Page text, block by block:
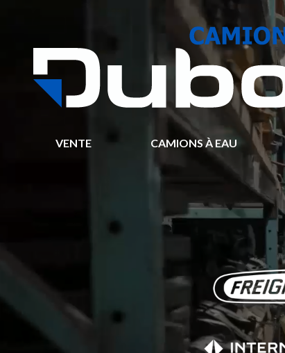
VENTE CAMIONS À EAU